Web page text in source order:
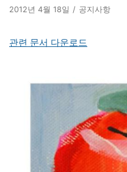
2012년 4월 18일 공지사항
관련 문서 다운로드